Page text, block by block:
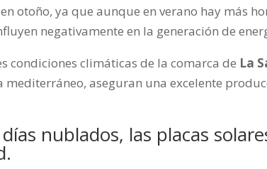
otoño, ya que aunque en verano hay más
negativamente en la generación de
condiciones climáticas de la comarca de La
mediterráneo, aseguran una excelente
nublados, las placas